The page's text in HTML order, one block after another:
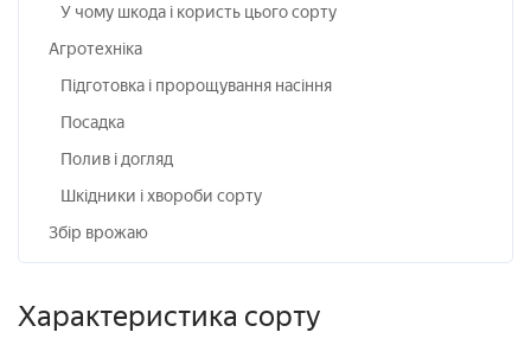
У чому шкода і користь цього сорту
Агротехніка
Підготовка і пророщування насіння
Посадка
Полив і догляд
Шкідники і хвороби сорту
Збір врожаю
Характеристика сорту